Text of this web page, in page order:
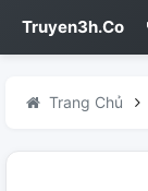
Truyen3h.Co
Trang Chủ